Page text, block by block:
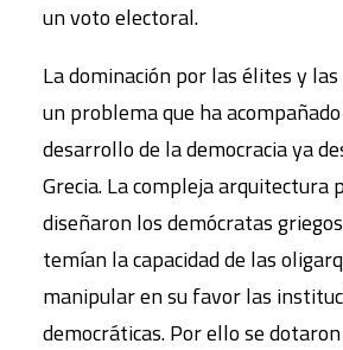
un voto electoral.
La dominación por las élites y
un problema que ha
desarrollo de la democracia ya
Grecia. La compleja arquitectura
diseñaron los demócratas
temían la capacidad de las
manipular en su favor las
democráticas. Por ello se